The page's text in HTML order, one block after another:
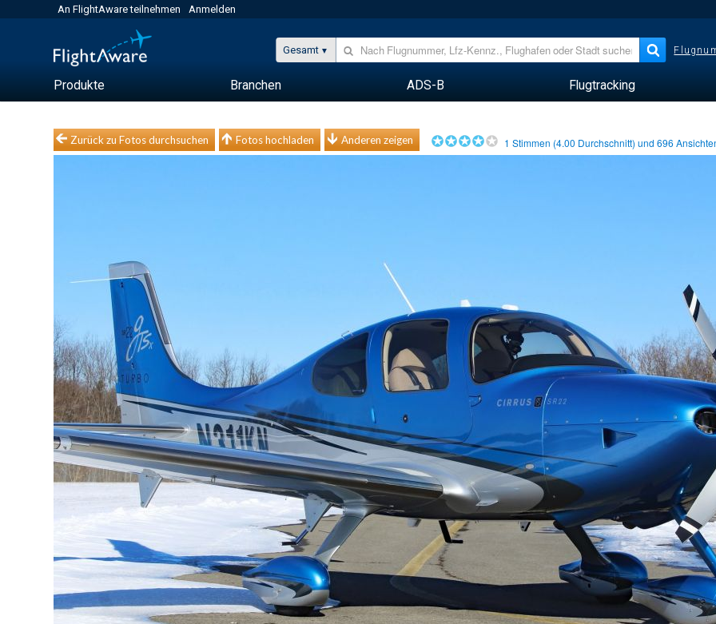
An FlightAware teilnehmen Anmelden
Gesamt
Produkte Branchen ADS-B Flugtracking
Zurück zu Fotos durchsuchen Fotos hochladen Anderen zeigen 1 Stimmen (4.00 Durchschnitt) und696